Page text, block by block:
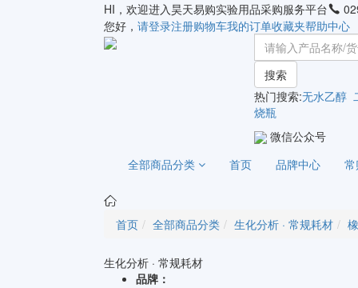
HI，欢迎进入昊天易购实验用品采购服务平台
您好， 请登录注册购物车我的订单收藏夹帮助中心
搜索
热门搜索:无水乙醇
烧瓶
微信公众号
全部商品分类
首页 品牌中心
首页 全部商品分类 生化分析 · 常规耗材
生化分析 · 常规耗材
品牌：